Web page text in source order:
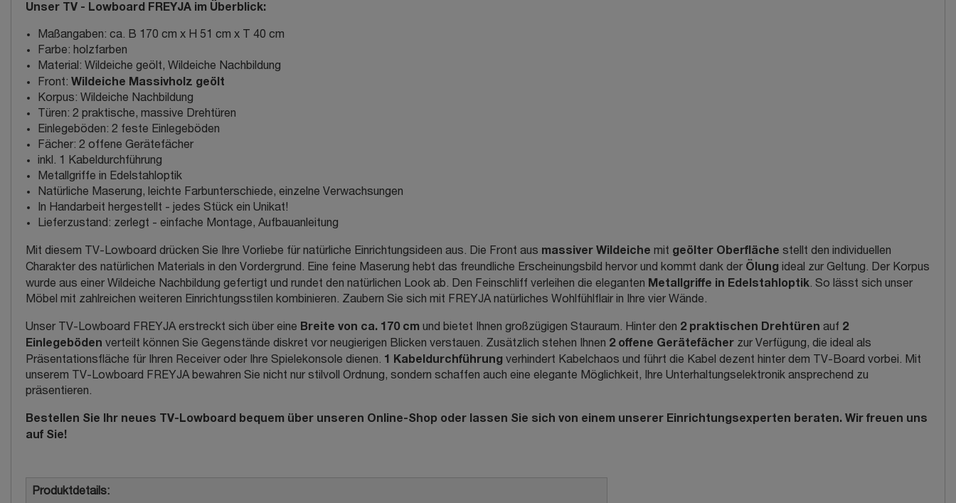
Unser TV - Lowboard FREYJA im Überblick:
Maßangaben: ca. B 170 cm x H 51 cm x T 40 cm
Farbe: holzfarben
Material: Wildeiche geölt, Wildeiche Nachbildung
Front: Wildeiche Massivholz geölt
Korpus: Wildeiche Nachbildung
Türen: 2 praktische, massive Drehtüren
Einlegeböden: 2 feste Einlegeböden
Fächer: 2 offene Gerätefächer
inkl. 1 Kabeldurchführung
Metallgriffe in Edelstahloptik
Natürliche Maserung, leichte Farbunterschiede, einzelne Verwachsungen
In Handarbeit hergestellt - jedes Stück ein Unikat!
Lieferzustand: zerlegt - einfache Montage, Aufbauanleitung
Mit diesem TV-Lowboard drücken Sie Ihre Vorliebe für natürliche Einrichtungsideen aus. Die Front aus massiver Wildeiche mit geölter Oberfläche stellt den individuellen
Charakter des natürlichen Materials in den Vordergrund. Eine feine Maserung hebt das freundliche Erscheinungsbild hervor und kommt dank der Ölung ideal zur Geltung. Der Korpus
wurde aus einer Wildeiche Nachbildung gefertigt und rundet den natürlichen Look ab. Den Feinschliff verleihen die eleganten Metallgriffe in Edelstahloptik. So lässt sich unser
Möbel mit zahlreichen weiteren Einrichtungsstilen kombinieren. Zaubern Sie sich mit FREYJA natürliches Wohlfühlflair in Ihre vier Wände.
Unser TV-Lowboard FREYJA erstreckt sich über eine Breite von ca. 170 cm und bietet Ihnen großzügigen Stauraum. Hinter den 2 praktischen Drehtüren auf 2
Einlegeböden verteilt können Sie Gegenstände diskret vor neugierigen Blicken verstauen. Zusätzlich stehen Ihnen 2 offene Gerätefächer zur Verfügung, die ideal als
Präsentationsfläche für Ihren Receiver oder Ihre Spielekonsole dienen. 1 Kabeldurchführung verhindert Kabelchaos und führt die Kabel dezent hinter dem TV-Board vorbei. Mit
unserem TV-Lowboard FREYJA bewahren Sie nicht nur stilvoll Ordnung, sondern schaffen auch eine elegante Möglichkeit, Ihre Unterhaltungselektronik ansprechend zu
präsentieren.
Bestellen Sie Ihr neues TV-Lowboard bequem über unseren Online-Shop oder lassen Sie sich von einem unserer Einrichtungsexperten beraten. Wir freuen uns
auf Sie!
Produktdetails: